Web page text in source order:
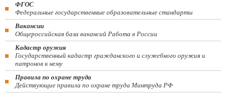
ФГОС
Федеральные государственные образовательные стандарты
Вакансии
Общероссийская база вакансий Работа в России
Кадастр оружия
Государственный кадастр гражданского и служебного оружия и
патронов к нему
Правила по охране труда
Действующие правила по охране труда Минтруда РФ